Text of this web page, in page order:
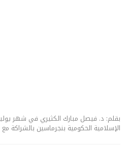
بقلم: د. فيصل مبارك الكثيري في شهر
الإسلامية الحكومية بنجرماسين بالشراكة